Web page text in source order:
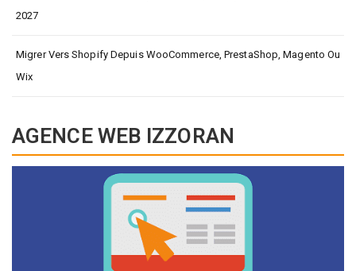
2027
Migrer Vers Shopify Depuis WooCommerce, PrestaShop, Magento Ou
Wix
AGENCE WEB IZZORAN